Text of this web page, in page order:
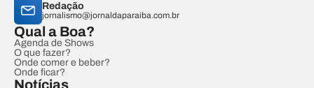
Redação
jornalismo@jornaldaparaiba.com.br
Qual a Boa?
Agenda de Shows
O que fazer?
Onde comer e beber?
Onde ficar?
Notícias